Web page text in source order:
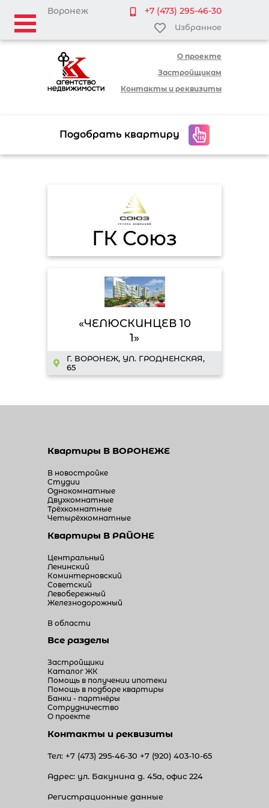
Воронеж +7 (473) 295-46-30
Избранное
О проекте
Застройщикам
Контакты и реквизиты
Подобрать квартиру
ГК Союз
«ЧЕЛЮСКИНЦЕВ 10
1»
Г. ВОРОНЕЖ, УЛ. ГРОДНЕНСКАЯ,
65
Квартиры В ВОРОНЕЖЕ
В новостройке
Студии
Однокомнатные
Двухкомнатные
Трёхкомнатные
Четырёхкомнатные
Квартиры В РАЙОНЕ
Центральный
Ленинский
Коминтерновский
Советский
Левобережный
Железнодорожный
В области
Все разделы
Застройщики
Каталог ЖК
Помощь в получении ипотеки
Помощь в подборе квартиры
Банки - партнёры
Сотрудничество
О проекте
Контакты и реквизиты
Тел: +7 (473) 295-46-30 +7 (920) 403-10-65
Адрес: ул. Бакунина д. 45а, офис 224
Регистрационные данные